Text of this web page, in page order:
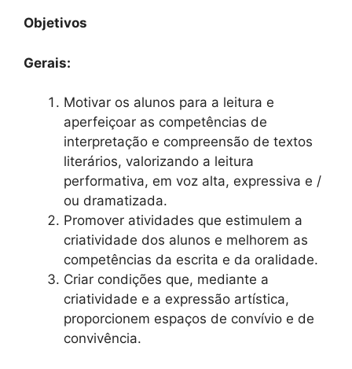
Objetivos
Gerais:
Motivar os alunos para a leitura e
aperfeiçoar as competências de
interpretação e compreensão de textos
literários, valorizando a leitura
performativa, em voz alta, expressiva e /
ou dramatizada.
Promover atividades que estimulem a
criatividade dos alunos e melhorem as
competências da escrita e da oralidade.
Criar condições que, mediante a
criatividade e a expressão artística,
proporcionem espaços de convívio e de
convivência.